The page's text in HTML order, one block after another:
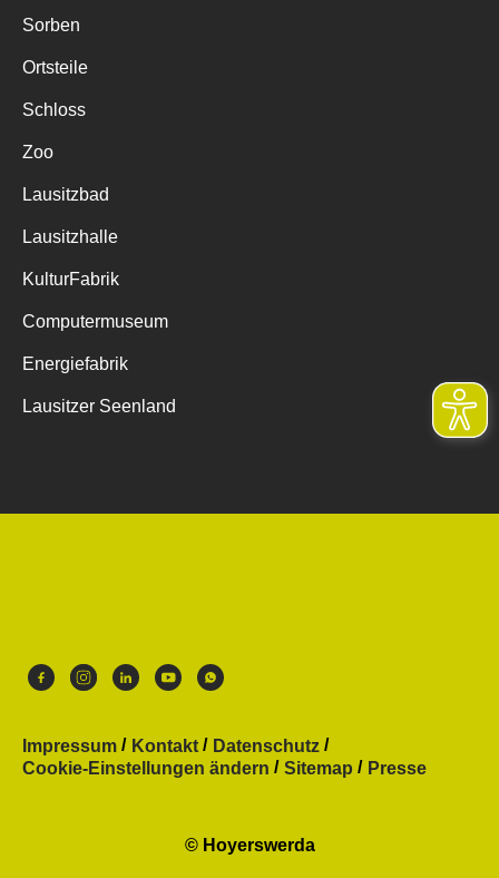
Sorben
Ortsteile
Schloss
Zoo
Lausitzbad
Lausitzhalle
KulturFabrik
Computermuseum
Energiefabrik
Lausitzer Seenland
Impressum Kontakt
Datenschutz
Cookie-Einstellungen ändern
Sitemap Presse
© Hoyerswerda